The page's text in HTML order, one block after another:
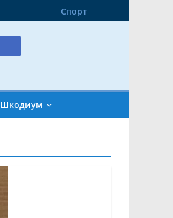
Спорт
Шкодиум